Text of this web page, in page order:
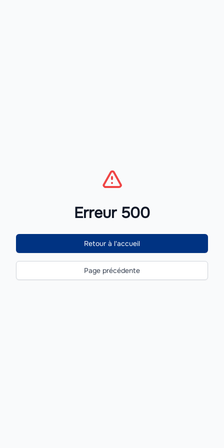
Erreur 500
Retour à l'accueil
Page précédente